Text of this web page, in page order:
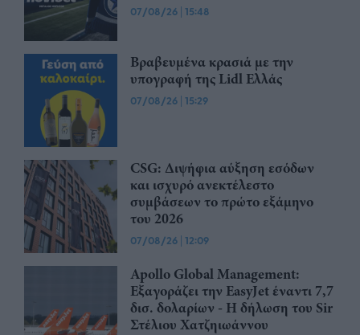
07/08/26 | 15:48
Βραβευμένα κρασιά με την
υπογραφή της Lidl Ελλάς
07/08/26 | 15:29
CSG: Διψήφια αύξηση εσόδων
και ισχυρό ανεκτέλεστο
συμβάσεων το πρώτο εξάμηνο
του 2026
07/08/26 | 12:09
Apollo Global Management:
Εξαγοράζει την EasyJet έναντι 7,7
δισ. δολαρίων - Η δήλωση του Sir
Στέλιου Χατζηιωάννου